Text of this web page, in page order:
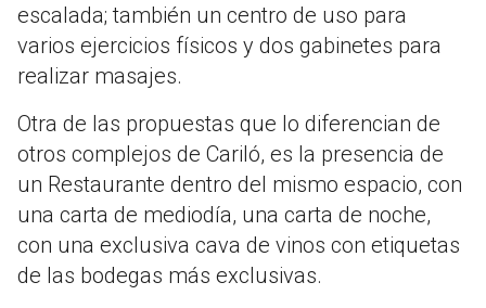
escalada; también un centro de uso para
varios ejercicios físicos y dos gabinetes para
realizar masajes.
Otra de las propuestas que lo diferencian de
otros complejos de Cariló, es la presencia de
un Restaurante dentro del mismo espacio, con
una carta de mediodía, una carta de noche,
con una exclusiva cava de vinos con etiquetas
de las bodegas más exclusivas.